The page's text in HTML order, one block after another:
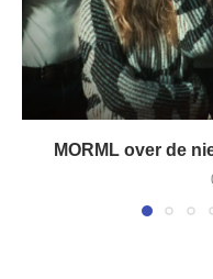
MORML over de